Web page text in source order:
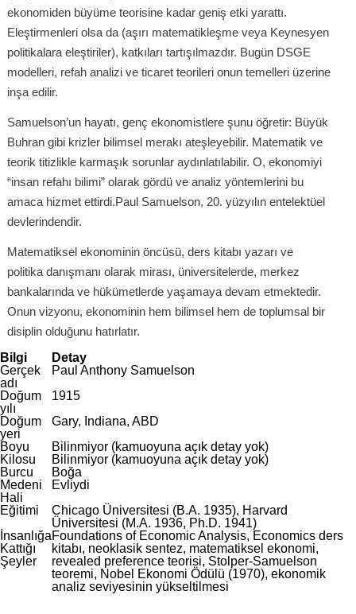
ekonomiden büyüme teorisine kadar geniş etki yarattı.
Eleştirmenleri olsa da (aşırı matematikleşme veya Keynesyen
politikalara eleştiriler), katkıları tartışılmazdır. Bugün DSGE
modelleri, refah analizi ve ticaret teorileri onun temelleri üzerine
inşa edilir.
Samuelson’un hayatı, genç ekonomistlere şunu öğretir: Büyük
Buhran gibi krizler bilimsel merakı ateşleyebilir. Matematik ve
teorik titizlikle karmaşık sorunlar aydınlatılabilir. O, ekonomiyi
“insan refahı bilimi” olarak gördü ve analiz yöntemlerini bu
amaca hizmet ettirdi.Paul Samuelson, 20. yüzyılın entelektüel
devlerindendir.
Matematiksel ekonominin öncüsü, ders kitabı yazarı ve
politika danışmanı olarak mirası, üniversitelerde, merkez
bankalarında ve hükümetlerde yaşamaya devam etmektedir.
Onun vizyonu, ekonominin hem bilimsel hem de toplumsal bir
disiplin olduğunu hatırlatır.
Bilgi
Detay
Gerçek
adı
Paul Anthony Samuelson
Doğum
yılı
1915
Doğum
yeri
Gary, Indiana, ABD
Boyu
Bilinmiyor (kamuoyuna açık detay yok)
Kilosu
Bilinmiyor (kamuoyuna açık detay yok)
Burcu
Boğa
Medeni
Hali
Evliydi
Eğitimi
Chicago Üniversitesi (B.A. 1935), Harvard
Üniversitesi (M.A. 1936, Ph.D. 1941)
İnsanlığa
Kattığı
Şeyler
Foundations of Economic Analysis, Economics ders
kitabı, neoklasik sentez, matematiksel ekonomi,
revealed preference teorisi, Stolper-Samuelson
teoremi, Nobel Ekonomi Ödülü (1970), ekonomik
analiz seviyesinin yükseltilmesi